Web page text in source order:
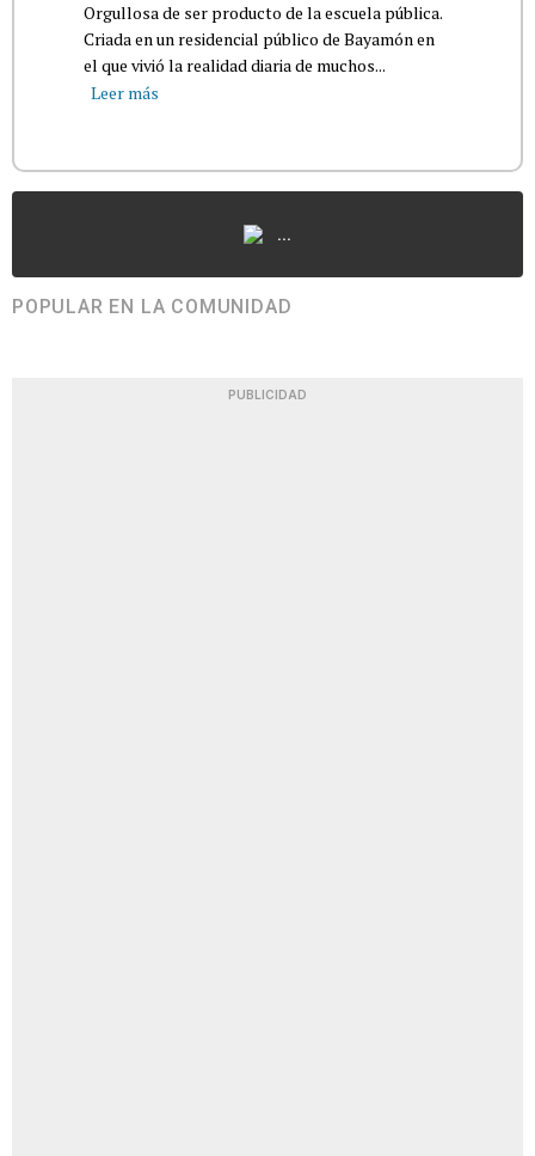
Orgullosa de ser producto de la escuela pública.
Criada en un residencial público de Bayamón en
el que vivió la realidad diaria de muchos...
Leer más
...
POPULAR EN LA COMUNIDAD
PUBLICIDAD